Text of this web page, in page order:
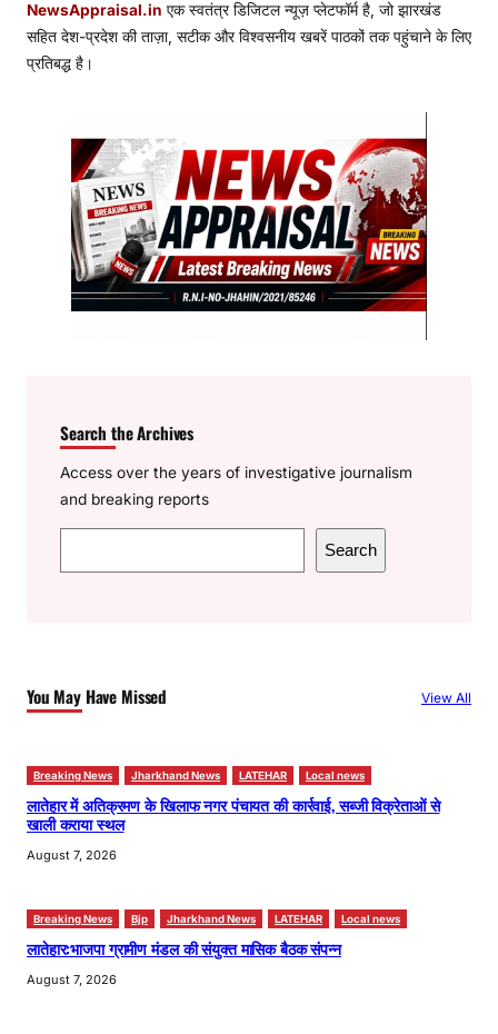
NewsAppraisal.in एक स्वतंत्र डिजिटल न्यूज़ प्लेटफॉर्म है, जो झारखंड
सहित देश-प्रदेश की ताज़ा, सटीक और विश्वसनीय खबरें पाठकों तक पहुंचाने के लिए
प्रतिबद्ध है।
Search the Archives
Access over the years of investigative journalism
and breaking reports
e
h
Search
You May Have Missed View All
Breaking News Jharkhand News LATEHAR Local news
लातेहार में अतिक्रमण के खिलाफ नगर पंचायत की कार्रवाई, सब्जी विक्रेताओं से
खाली कराया स्थल
August 7, 2026
Breaking News Bjp Jharkhand News LATEHAR Local news
लातेहार:भाजपा ग्रामीण मंडल की संयुक्त मासिक बैठक संपन्न
August 7, 2026